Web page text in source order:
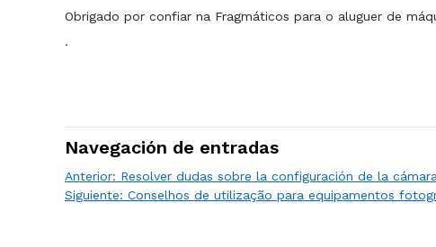
Obrigado por confiar na Fragmáticos para o aluguer de
·
Navegación de entradas
Anterior: Resolver dudas sobre la configuración de la cámara
Siguiente: Conselhos de utilização para equipamentos